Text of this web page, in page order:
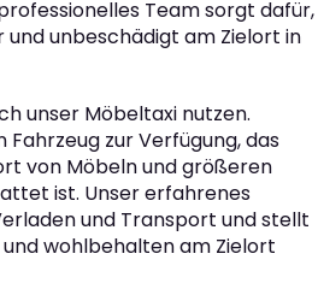
Team sorgt dafür,
und unbeschädigt am Zielort in
unser Möbeltaxi nutzen.
Fahrzeug zur Verfügung, das
von Möbeln und größeren
ist. Unser erfahrenes
und Transport und stellt
wohlbehalten am Zielort